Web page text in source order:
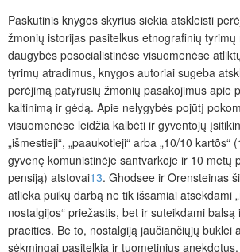
Paskutinis knygos skyrius siekia atskleisti
žmonių istorijas pasitelkus etnografinių
daugybės posocialistinėse visuomenėse
tyrimų atradimus, knygos autoriai sugeba
perėjimą patyrusių žmonių pasakojimus apie
kaltinimą ir gėdą. Apie nelygybės pojūtį
visuomenėse leidžia kalbėti ir gyventojų
„išmestieji“, „paaukotieji“ arba „10/10 kartõs“
gyvenę komunistinėje santvarkoje ir 10 metų
pensiją) atstovai13. Ghodsee ir Orensteinas
atlieka puikų darbą ne tik išsamiai atsekdami
nostalgijos“ priežastis, bet ir suteikdami balsą
praeities. Be to, nostalgiją jaučiančiųjų būklei
sėkmingai pasitelkia ir tuometinius